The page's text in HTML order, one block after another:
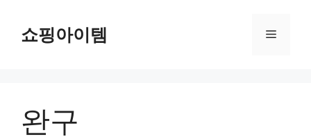
쇼핑아이템 메
완구